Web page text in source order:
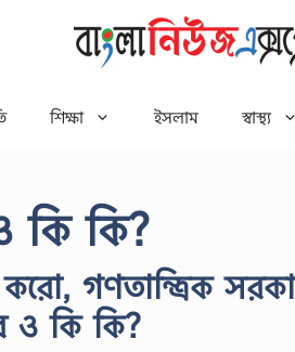
শিক্ষা ইসলাম স্বাস্থ্য
কি কি?
গণতান্ত্রিক
ও কি কি?